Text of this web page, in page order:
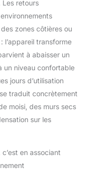
ET
2-EN- 1 - Le
l'humidité
également
vie grâce à
qualité
et le garde
les germes,
retours
zones côtières ou
l’appareil transforme
à abaisser un
un niveau confortable
jours d’utilisation
traduit concrètement
moisi, des murs secs
sur les
en associant